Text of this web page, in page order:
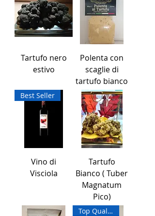
Tartufo nero
estivo
Polenta con
scaglie di
tartufo bianco
Best Seller
Vino di
Visciola
Tartufo
Bianco ( Tuber
Magnatum
Pico)
Top Quality